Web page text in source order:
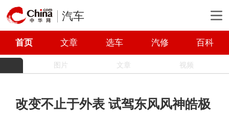
汽车
首页 文章 选车 汽修 百科
图片 文章 视频
改变不止于外表 试驾东风风神皓极